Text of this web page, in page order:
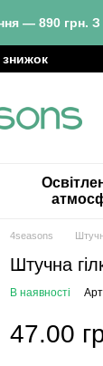
— 890 грн.
4seasons
Штучна
В наявності
47.00